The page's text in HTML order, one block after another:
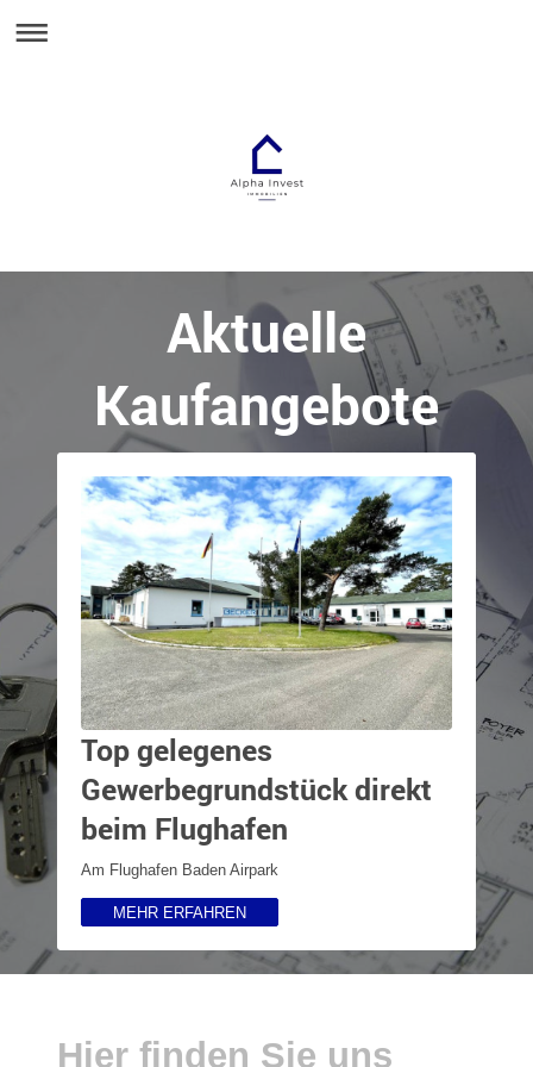
Aktuelle
Kaufangebote
Top gelegenes
Gewerbegrundstück direkt
beim Flughafen
Am Flughafen Baden Airpark
MEHR ERFAHREN
Hier finden Sie uns